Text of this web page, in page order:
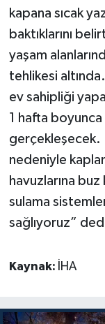
kapana sıcak
baktıklarını
yaşam
tehlikesi
ev sahipliği
1 hafta
gerçekleşecek.
nedeniyle
havuzlarına buz
sulama
sağlıyoruz”
Kaynak: İHA